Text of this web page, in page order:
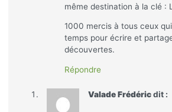
même destination à la clé :
1000 mercis à tous ceux
temps pour écrire et
découvertes.
Répondre
Valade Frédéric dit :